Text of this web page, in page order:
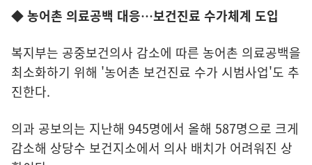
◆ 농어촌 의료공백 대응…보건진료 수가체계 도입
복지부는 공중보건의사 감소에 따른 농어촌 의료공백을
최소화하기 위해 '농어촌 보건진료 수가 시범사업'도 추
진한다.
의과 공보의는 지난해 945명에서 올해 587명으로 크게
감소해 상당수 보건지소에서 의사 배치가 어려워진 상